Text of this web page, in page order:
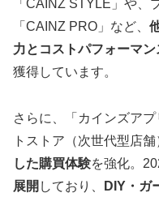
「CAINZ STYLE」や、
「CAINZ PRO」など、
力とコストパフォーマン
獲得しています。
さらに、「カインズア
トストア（次世代型店舗
した購買体験を強化。
展開 しており、
DIY・ガ